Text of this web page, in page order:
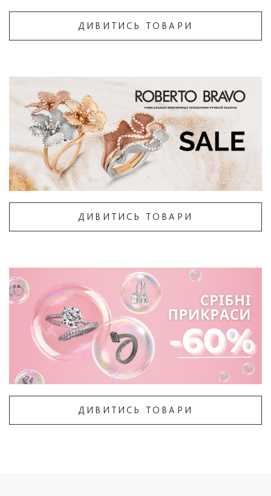
ДИВИТИСЬ ТОВАРИ
ДИВИТИСЬ ТОВАРИ
ДИВИТИСЬ ТОВАРИ